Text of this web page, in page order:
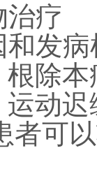
疗
发
除
动
者可